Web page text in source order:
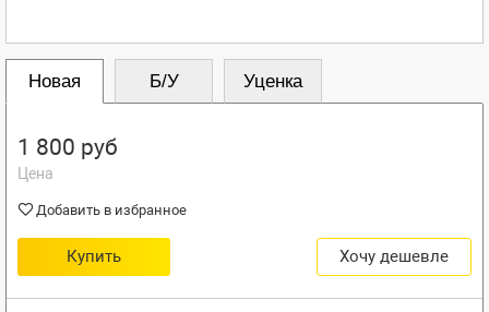
Новая Б/У Уценка
1 800 руб
Цена
Добавить в избранное
Купить Хочу дешевле